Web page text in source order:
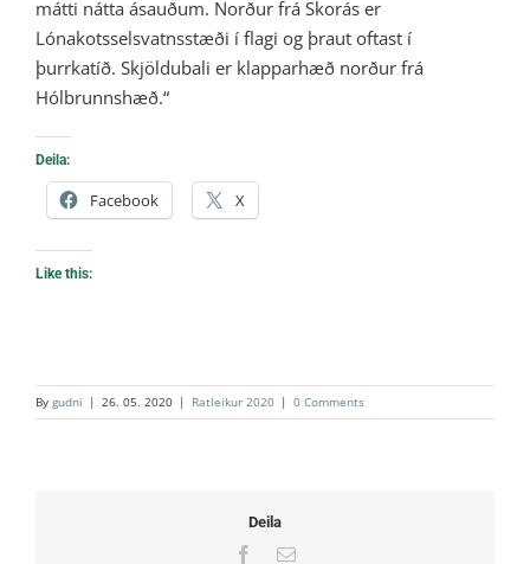
mátti nátta ásauðum. Norður frá Skorás er
Lónakotsselsvatnsstæði í flagi og þraut oftast í
þurrkatíð. Skjöldubali er klapparhæð norður frá
Hólbrunnshæð.“
Deila:
Facebook X
Like this:
By gudni | 26. 05. 2020 | Ratleikur 2020 | 0 Comments
Deila
Facebook
Email